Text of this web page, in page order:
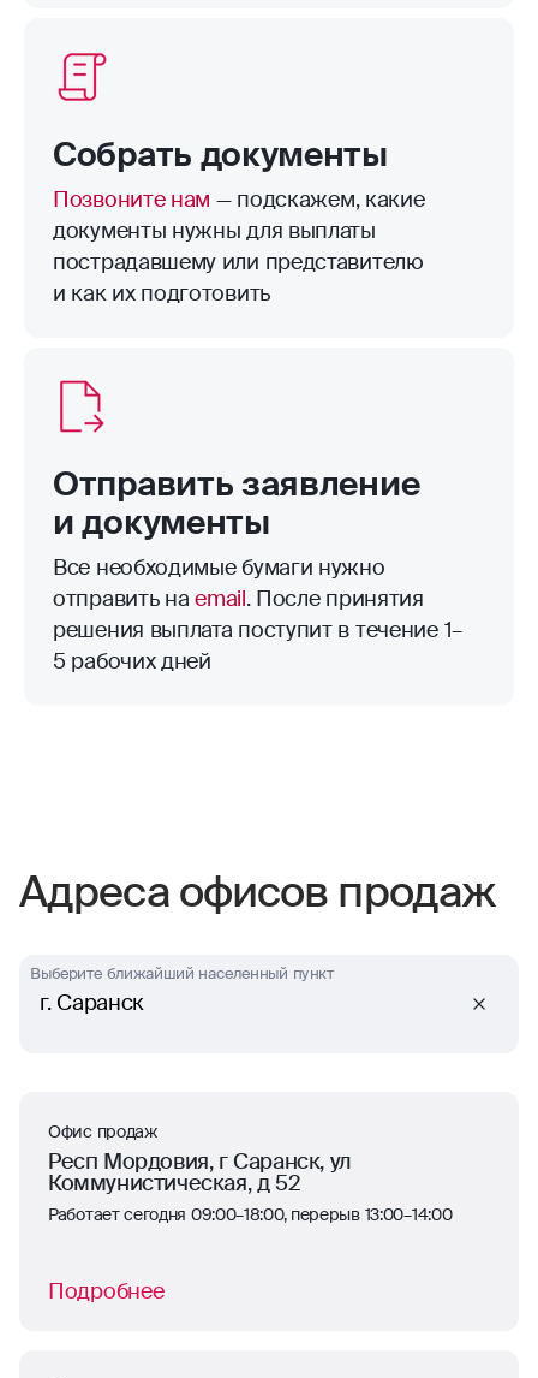
Собрать документы
Позвоните нам — подскажем, какие
документы нужны для выплаты
пострадавшему или представителю
и как их подготовить
Отправить заявление
и документы
Все необходимые бумаги нужно
отправить наemail. После принятия
решения выплата поступит в течение 1–
5 рабочих дней
Адреса офисов продаж
г. Саранск
Выберите ближайший населенный пункт
Офис продаж
Респ Мордовия, г Саранск, ул
Коммунистическая, д 52
Работает сегодня 09:00–18:00, перерыв 13:00–14:00
Подробнее